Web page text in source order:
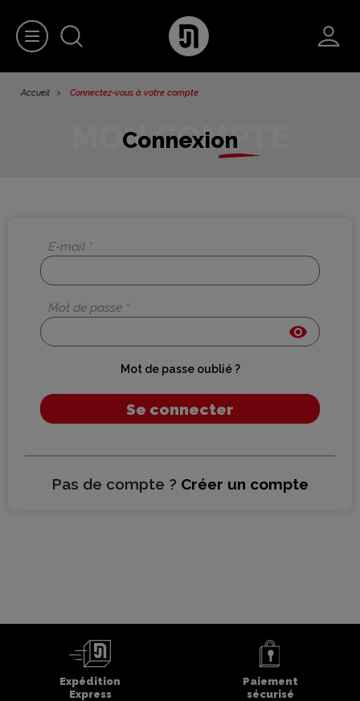
Accueil Connectez-vous à votre compte
Connexion
E-mail *
Mot de passe *
visibility
Mot de passe oublié ?
Se connecter
Pas de compte ? Créer un compte
Expédition
Express
Paiement
sécurisé